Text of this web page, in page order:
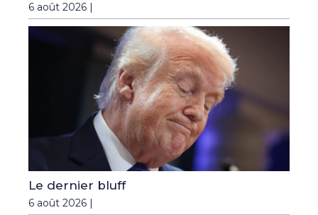
6 août 2026 |
Le dernier bluff
6 août 2026 |